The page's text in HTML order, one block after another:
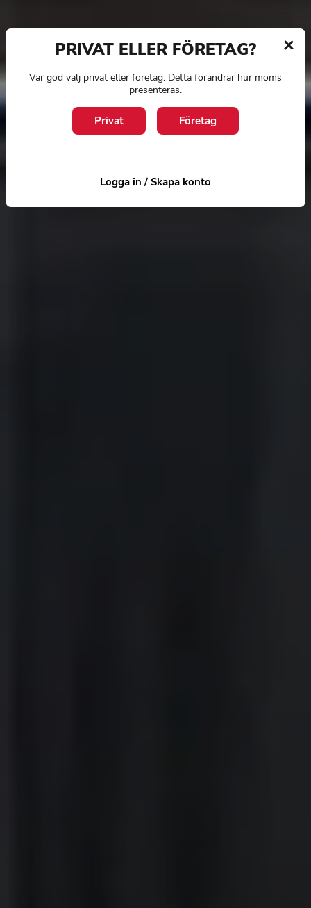
PRIVAT ELLER FÖRETAG?
Var god välj privat eller företag. Detta förändrar hur moms
presenteras.
Privat Företag
Logga in / Skapa konto